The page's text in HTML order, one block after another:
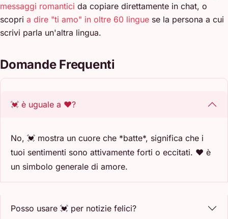
messaggi romantici da copiare direttamente in chat, o
scopri a dire "ti amo" in oltre 60 lingue se la persona a cui
scrivi parla un'altra lingua.
Domande Frequenti
💓 è uguale a ❤️?
No, 💓 mostra un cuore che *batte*, significa che i
tuoi sentimenti sono attivamente forti o eccitati. ❤️ è
un simbolo generale di amore.
Posso usare 💓 per notizie felici?